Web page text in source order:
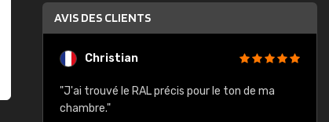
AVIS DES CLIENTS
Christian
"J'ai trouvé le RAL précis pour le ton de ma
chambre."